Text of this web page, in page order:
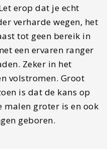
erop dat je echt
verharde wegen, het
tot geen bereik in
een ervaren ranger
Zeker in het
volstromen. Groot
is dat de kans op
malen groter is en ook
geboren.